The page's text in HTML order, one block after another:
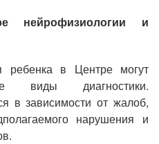
нейрофизиологии и
ребенка в Центре могут
виды диагностики.
в зависимости от жалоб,
нарушения и